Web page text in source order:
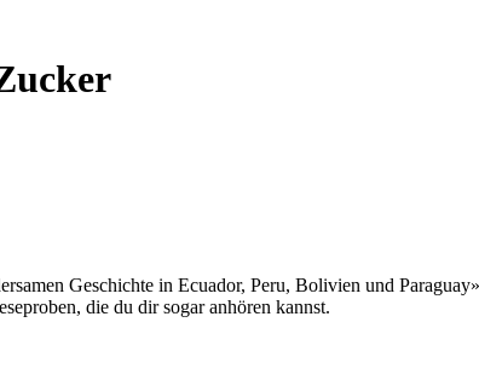
Geschichte in Ecuador, Peru, Bolivien und
die du dir sogar anhören kannst.